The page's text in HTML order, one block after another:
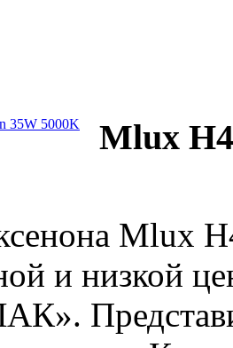
Mlux
Mlux
и низкой